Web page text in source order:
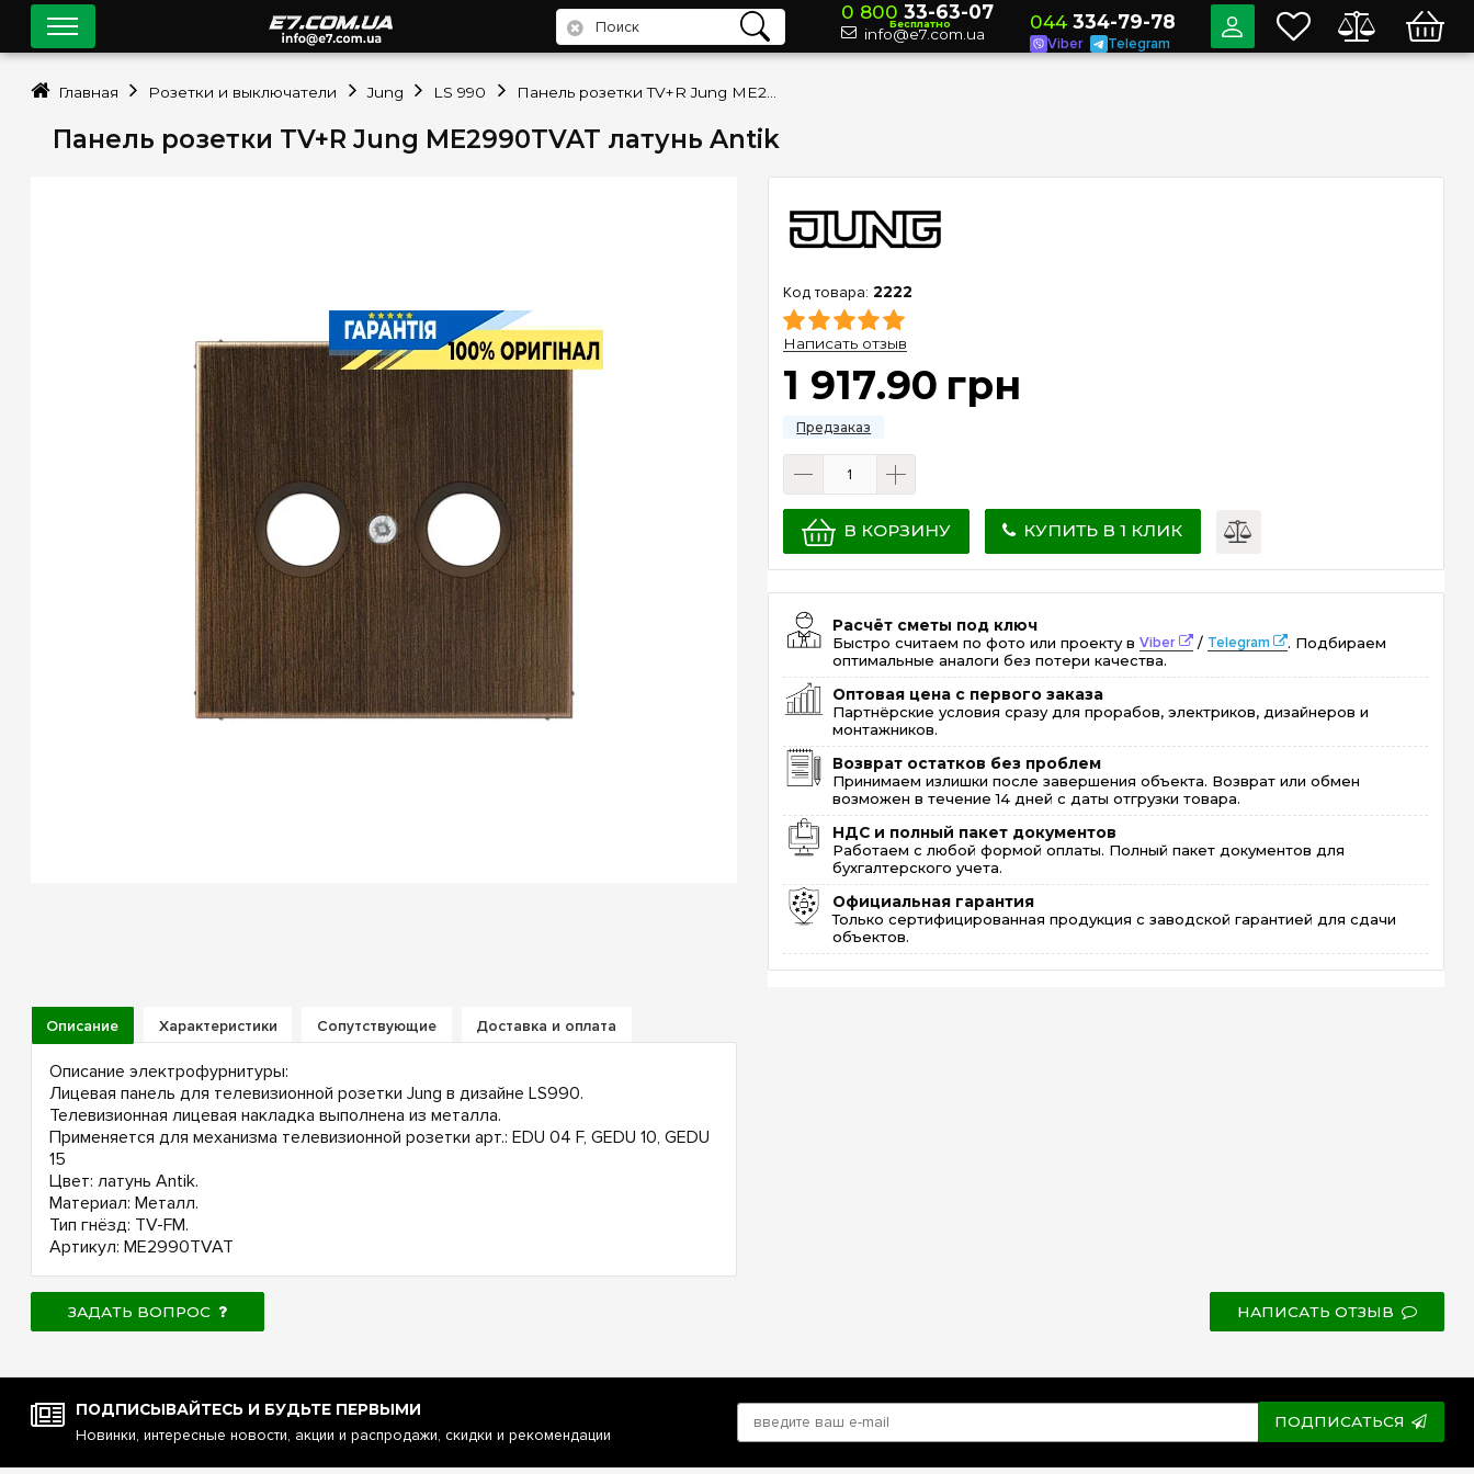
Панель розетки TV+R Jung ME2990TVAT латунь Antik
2222
Написать отзыв
1 917.90 грн
В КОРЗИНУ КУПИТЬ В 1 КЛИК
Расчёт сметы под ключ
Быстро считаем по фото или проекту вViber / Telegram
. Подбираем
оптимальные аналоги без потери качества.
Оптовая цена с первого заказа
Партнёрские условия сразу для прорабов, электриков, дизайнеров и
монтажников.
Возврат остатков без проблем
Принимаем излишки после завершения объекта. Возврат или обмен
возможен в течение 14 дней с даты отгрузки товара.
НДС и полный пакет документов
Работаем с любой формой оплаты. Полный пакет документов для
бухгалтерского учета.
Официальная гарантия
Только сертифицированная продукция с заводской гарантией для сдачи
объектов.
Описание Характеристики Сопутствующие Доставка и оплата
Описание электрофурнитуры:
Лицевая панель для телевизионной розетки Jung в дизайне LS990.
Телевизионная лицевая накладка выполнена из металла.
Применяется для механизма телевизионной розетки арт.: EDU 04 F, GEDU 10, GEDU
15
Цвет: латунь Antik.
Материал: Металл.
Тип гнёзд: TV-FM.
Артикул: ME2990TVAT
ЗАДАТЬ ВОПРОС НАПИСАТЬ ОТЗЫВ
0 800 33-63-07
Бесплатно
info@e7.com.ua
044 334-79-78
Viber Telegram
Главная Розетки и выключатели Jung LS 990
ПОДПИСЫВАЙТЕСЬ И БУДЬТЕ ПЕРВЫМИ
Новинки, интересные новости, акции и распродажи, скидки и рекомендации
ПОДПИСАТЬСЯ